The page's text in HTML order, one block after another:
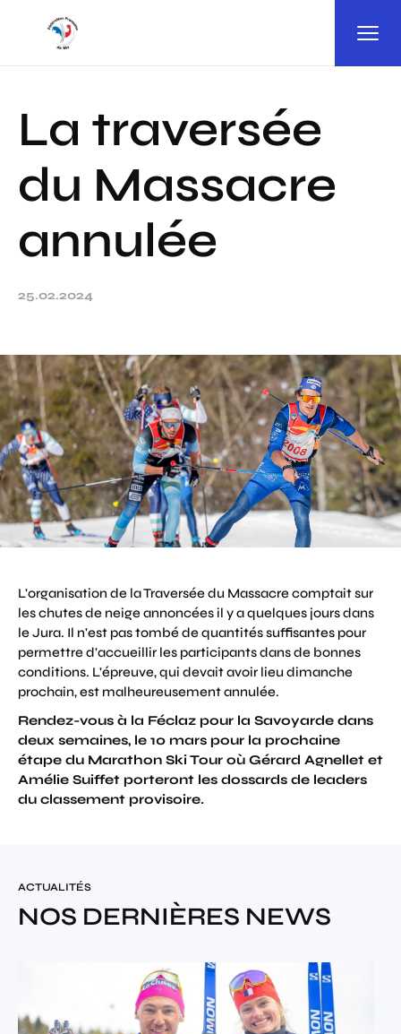
La traversée
du Massacre
annulée
25.02.2024
L'organisation de la Traversée du Massacre comptait sur
les chutes de neige annoncées il y a quelques jours dans
le Jura. Il n'est pas tombé de quantités suffisantes pour
permettre d'accueillir les participants dans de bonnes
conditions. L'épreuve, qui devait avoir lieu dimanche
prochain, est malheureusement annulée.
Rendez-vous à la Féclaz pour la Savoyarde dans
deux semaines, le 10 mars pour la prochaine
étape du Marathon Ski Tour où Gérard Agnellet et
Amélie Suiffet porteront les dossards de leaders
du classement provisoire.
ACTUALITÉS
NOS DERNIÈRES NEWS